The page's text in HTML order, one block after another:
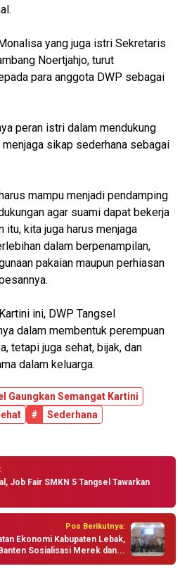
yang juga istri Sekretaris
Noertjahjo, turut
para anggota DWP sebagai
peran istri dalam mendukung
sikap sederhana sebagai
mampu menjadi pendamping
agar suami dapat bekerja
itu, kita juga harus menjaga
dalam berpenampilan,
pakaian maupun perhiasan
ini, DWP Tangsel
dalam membentuk perempuan
tetapi juga sehat, bijak, dan
dalam keluarga.
Gaungkan Semangat Kartini
#
Sederhana
Job Fair SMKN 5 Tangsel Tawarkan
Pos Berikutnya:
Ekonomi Kabupaten Lebak,
Sosialisasi Merek dan...